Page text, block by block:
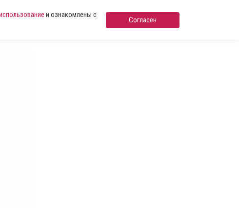
и ознакомлены с
Согласен